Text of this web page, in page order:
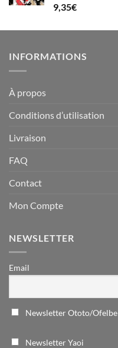
Note5.00
sur 5
9,35€
INFORMATIONS
À propos
Conditions d’utilisation
Livraison
FAQ
Contact
Mon Compte
NEWSLETTER
Email
Newsletter Ototo/Ofelbe
Newsletter Yaoi